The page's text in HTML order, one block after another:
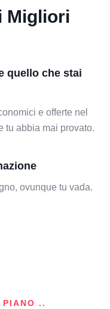
Migliori
quello che stai
e offerte nel
tu abbia mai provato.
ovunque tu vada.
..